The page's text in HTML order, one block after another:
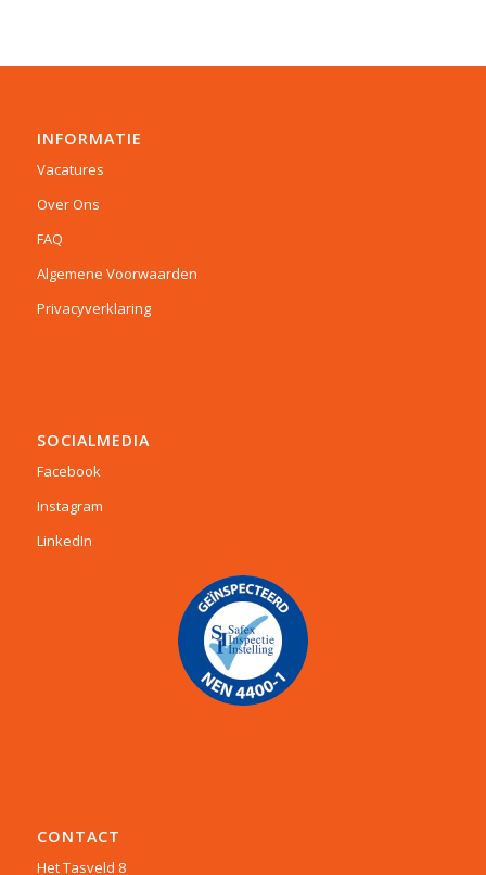
INFORMATIE
Vacatures
Over Ons
FAQ
Algemene Voorwaarden
Privacyverklaring
SOCIALMEDIA
Facebook
Instagram
LinkedIn
CONTACT
Het Tasveld 8